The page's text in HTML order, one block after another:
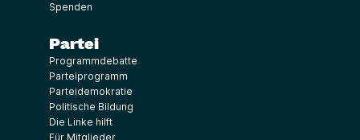
Spenden
Partei
Programmdebatte
Parteiprogramm
Parteidemokratie
Politische Bildung
Die Linke hilft
Für Mitglieder